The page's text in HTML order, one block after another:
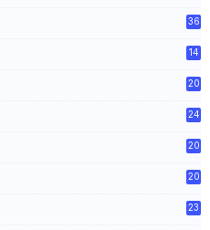
36
14
20
24
20
20
23